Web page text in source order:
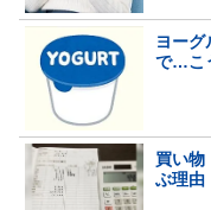
ヨーグ
で…こ
買い物
ぶ理由